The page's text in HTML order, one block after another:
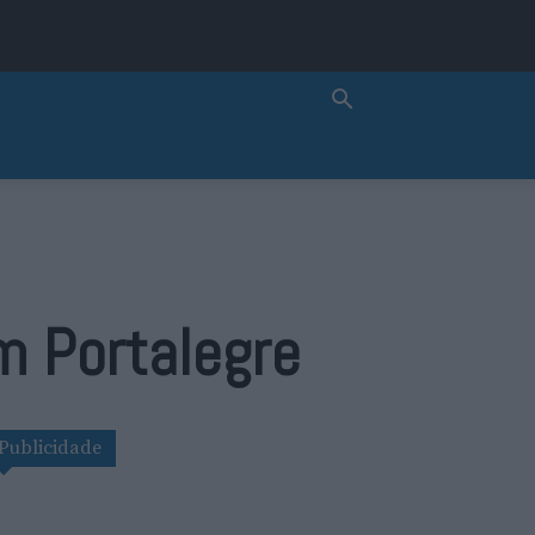
Portalegre
Publicidade